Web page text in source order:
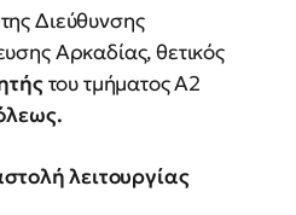
Διεύθυνσης
Αρκαδίας, θετικός
του τμήματος Α2
λειτουργίας